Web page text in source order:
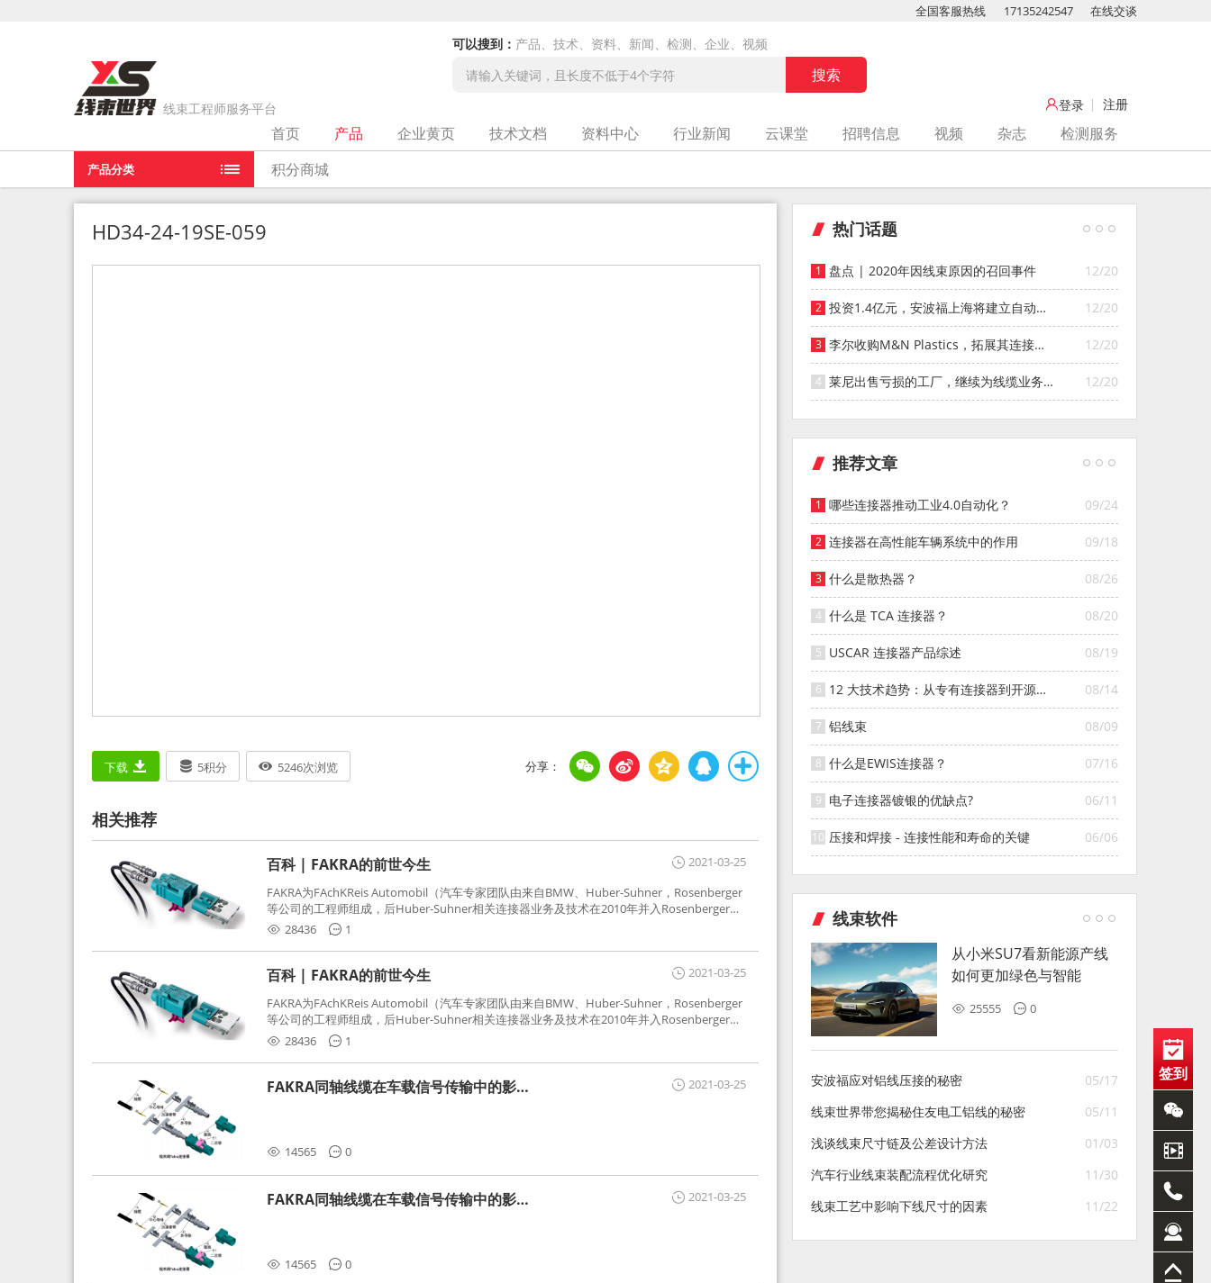
线束工程师服务平台
可以搜到： 产品、技术、资料、新闻、检测、企业、视频
全国客服热线 17135242547 在线交谈
登录 注册
产品分类
首页 产品 企业黄页 技术文档 资料中心 行业新闻 云课堂 招聘信息 视频 杂志
检测服务
积分商城
当前位置： HD34-24-19SE-059
HD34-24-19SE-059
下载 5积分 5246次浏览
相关推荐
2021-03-25
百科 | FAKRA的前世今生
FAKRA为FAchKReis Automobil（汽车专家团队由来自BMW、Huber-Suhner，Rosenberger
等公司的工程师组成，后Huber-Suhner相关连接器业务及技术在2010年并入Rosenberger）
缩写。起初为BMW需求用于车载收音机天线连接，如今FAKRA已成为汽车行业通用标准的射
频连接器，被业内广泛应用。
28436 1
2021-03-25
百科 | FAKRA的前世今生
FAKRA为FAchKReis Automobil（汽车专家团队由来自BMW、Huber-Suhner，Rosenberger
等公司的工程师组成，后Huber-Suhner相关连接器业务及技术在2010年并入Rosenberger）
缩写。起初为BMW需求用于车载收音机天线连接，如今FAKRA已成为汽车行业通用标准的射
频连接器，被业内广泛应用。
28436 1
2021-03-25
FAKRA同轴线缆在车载信号传输中的影响
14565 0
2021-03-25
FAKRA同轴线缆在车载信号传输中的影响
14565 0
热门话题
12/20
盘点 | 2020年因线束原因的召回事件
12/20
投资1.4亿元，安波福上海将建立自动化
智能仓库
12/20
李尔收购M&N Plastics，拓展其连接器
系统业务
12/20
莱尼出售亏损的工厂，继续为线缆业务
寻找投资者
推荐文章
09/24
哪些连接器推动工业4.0自动化？
09/18
连接器在高性能车辆系统中的作用
08/26
什么是散热器？
08/20
什么是 TCA 连接器？
08/19
USCAR 连接器产品综述
08/14
12 大技术趋势：从专有连接器到开源连
接器的演变
08/09
铝线束
07/16
什么是EWIS连接器？
06/11
电子连接器镀银的优缺点?
06/06
压接和焊接 - 连接性能和寿命的关键
线束软件
从小米SU7看新能源产线
如何更加绿色与智能
25555 0
05/17
安波福应对铝线压接的秘密
05/11
线束世界带您揭秘住友电工铝线的秘密
01/03
浅谈线束尺寸链及公差设计方法
11/30
汽车行业线束装配流程优化研究
11/22
线束工艺中影响下线尺寸的因素
签到